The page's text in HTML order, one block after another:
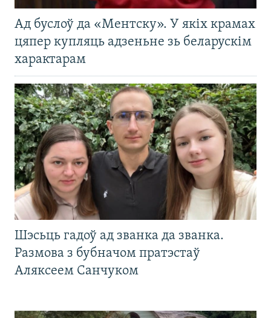
Ад буслоў да «Ментску». У якіх крамах
цяпер купляць адзеньне зь беларускім
характарам
Шэсьць гадоў ад званка да званка.
Размова з бубначом пратэстаў
Аляксеем Санчуком